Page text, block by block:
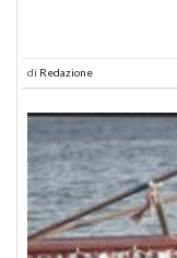
di Redazione